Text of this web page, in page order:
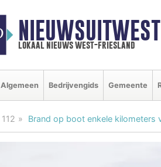
lokaal nieuws west-friesland
Algemeen Bedrijvengids Gemeente
112 Brand op boot enkele kilometers